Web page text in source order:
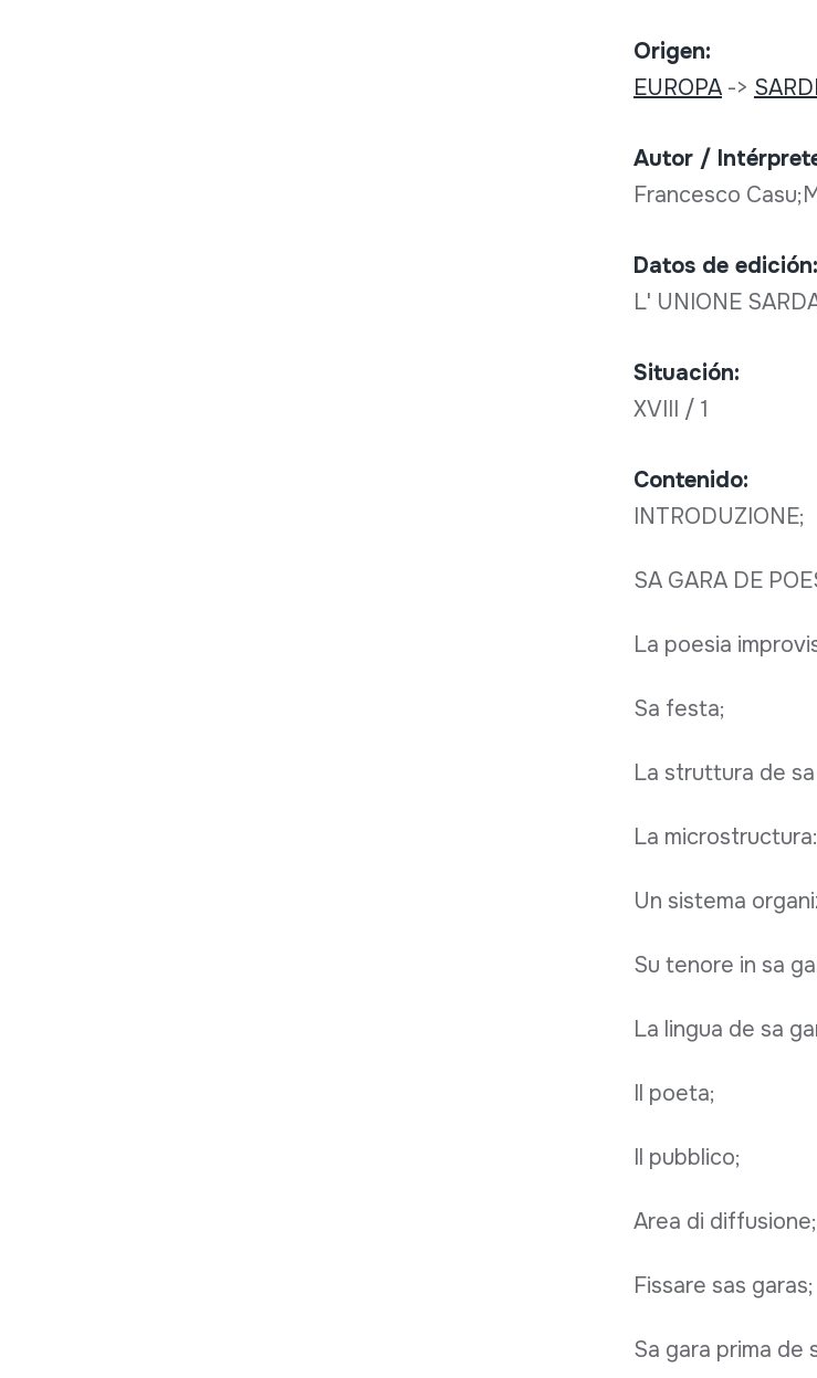
Origen:
EUROPA->
Autor /
Francesco
Datos de edición:
L' UNIONE
Situación:
XVIII / 1
Contenido:
INTRODUZIONE;
SA GARA DE
La poesia
Sa festa;
La struttura de
La
Un sistema
Su tenore in sa
La lingua de sa
Il poeta;
Il pubblico;
Area di diffusione;
Fissare sas garas;
Sa gara prima de